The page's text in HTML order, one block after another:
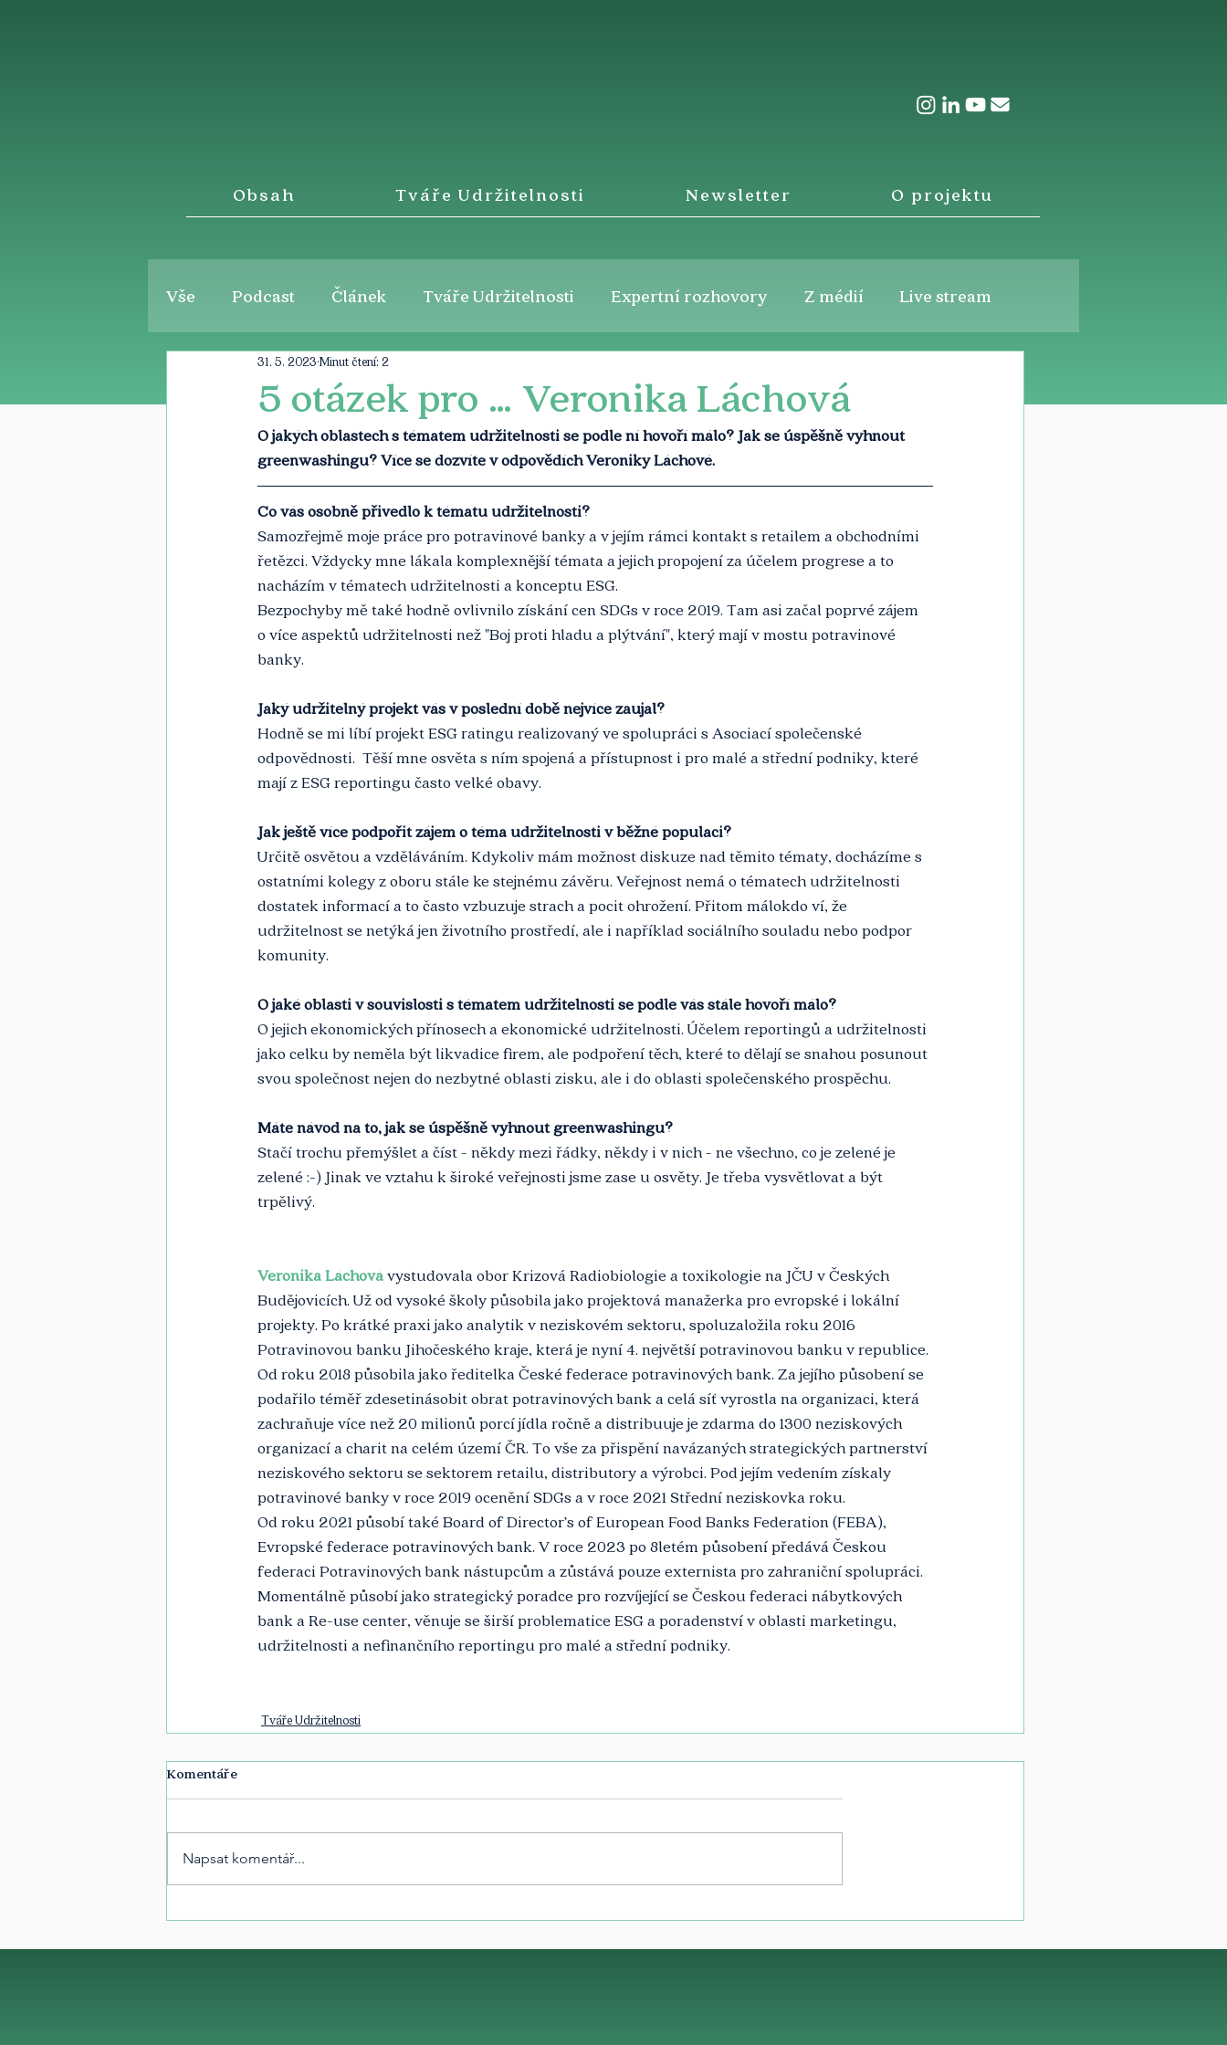
Obsah Tváře Udržitelnosti Newsletter O projektu
Vše Podcast Článek Tváře Udržitelnosti Expertní rozhovory Z médií Live stream
5 otázek pro … Veronika Láchová
31. 5. 2023 Minut čtení: 2
O jakých oblastech s tématem udržitelnosti se podle ní hovoří málo? Jak se úspěšně vyhnout
greenwashingu? Více se dozvíte v odpovědích Veroniky Láchové.
Co vás osobně přivedlo k tématu udržitelnosti?
Samozřejmě moje práce pro potravinové banky a v jejím rámci kontakt s retailem a obchodními
řetězci. Vždycky mne lákala komplexnější témata a jejich propojení za účelem progrese a to
nacházím v tématech udržitelnosti a konceptu ESG.
Bezpochyby mě také hodně ovlivnilo získání cen SDGs v roce 2019. Tam asi začal poprvé zájem
o více aspektů udržitelnosti než "Boj proti hladu a plýtvání", který mají v mostu potravinové
banky.
Jaký udržitelný projekt vás v poslední době nejvíce zaujal?
Hodně se mi líbí projekt ESG ratingu realizovaný ve spolupráci s Asociací společenské
odpovědnosti.  Těší mne osvěta s ním spojená a přístupnost i pro malé a střední podniky, které
mají z ESG reportingu často velké obavy.
Jak ještě více podpořit zájem o téma udržitelnosti v běžné populaci?
Určitě osvětou a vzděláváním. Kdykoliv mám možnost diskuze nad těmito tématy, docházíme s
ostatními kolegy z oboru stále ke stejnému závěru. Veřejnost nemá o tématech udržitelnosti
dostatek informací a to často vzbuzuje strach a pocit ohrožení. Přitom málokdo ví, že
udržitelnost se netýká jen životního prostředí, ale i například sociálního souladu nebo podpor
komunity.
O jaké oblasti v souvislosti s tématem udržitelnosti se podle vás stále hovoří málo?
O jejich ekonomických přínosech a ekonomické udržitelnosti. Účelem reportingů a udržitelnosti
jako celku by neměla být likvadice firem, ale podpoření těch, které to dělají se snahou posunout
svou společnost nejen do nezbytné oblasti zisku, ale i do oblasti společenského prospěchu.
Máte návod na to, jak se úspěšně vyhnout greenwashingu?
Stačí trochu přemýšlet a číst - někdy mezi řádky, někdy i v nich - ne všechno, co je zelené je
zelené :-) Jinak ve vztahu k široké veřejnosti jsme zase u osvěty. Je třeba vysvětlovat a být
trpělivý.
Veronika Láchová vystudovala obor Krizová Radiobiologie a toxikologie na JČU v Českých
Budějovicích. Už od vysoké školy působila jako projektová manažerka pro evropské i lokální
projekty. Po krátké praxi jako analytik v neziskovém sektoru, spoluzaložila roku 2016
Potravinovou banku Jihočeského kraje, která je nyní 4. největší potravinovou banku v republice.
Od roku 2018 působila jako ředitelka České federace potravinových bank. Za jejího působení se
podařilo téměř zdesetinásobit obrat potravinových bank a celá síť vyrostla na organizaci, která
zachraňuje více než 20 milionů porcí jídla ročně a distribuuje je zdarma do 1300 neziskových
organizací a charit na celém území ČR. To vše za přispění navázaných strategických partnerství
neziskového sektoru se sektorem retailu, distributory a výrobci. Pod jejím vedením získaly
potravinové banky v roce 2019 ocenění SDGs a v roce 2021 Střední neziskovka roku.
Od roku 2021 působí také Board of Director’s of European Food Banks Federation (FEBA),
Evropské federace potravinových bank. V roce 2023 po 8letém působení předává Českou
federaci Potravinových bank nástupcům a zůstává pouze externista pro zahraniční spolupráci.
Momentálně působí jako strategický poradce pro rozvíjející se Českou federaci nábytkových
bank a Re-use center, věnuje se širší problematice ESG a poradenství v oblasti marketingu,
udržitelnosti a nefinančního reportingu pro malé a střední podniky.
Tváře Udržitelnosti
Komentáře
Napsat komentář...